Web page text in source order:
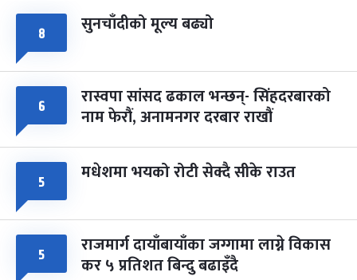
८ सुनचाँदीको मूल्य बढ्यो
६ रास्वपा सांसद ढकाल भन्छन्- सिंहदरबारको
नाम फेरौं, अनामनगर दरबार राखौं
५ मधेशमा भयको रोटी सेक्दै सीके राउत
५ राजमार्ग दायाँबायाँका जग्गामा लाग्ने विकास
कर ५ प्रतिशत बिन्दु बढाइँदै